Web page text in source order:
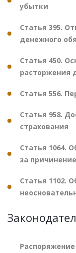
убытки
Статья 395.
денежного
Статья 450.
расторжения
Статья 556.
Статья 958.
страхования
Статья 1064.
за
Статья 1102.
Распоряжение